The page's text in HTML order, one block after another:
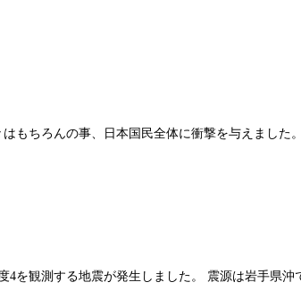
もちろんの事、日本国民全体に衝撃を与えまし
を観測する地震が発生しました。 震源は岩手県